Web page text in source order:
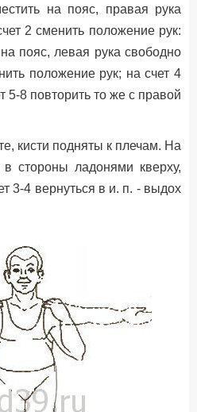
на пояс, правая рука
2 сменить положение рук:
пояс, левая рука свободно
положение рук; на счет 4
5-8 повторить то же с правой
кисти подняты к плечам. На
в стороны ладонями кверху,
3-4 вернуться в и. п. - выдох